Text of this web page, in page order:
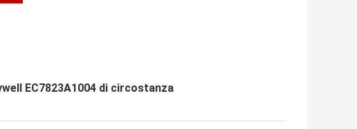
EC7823A1004 di circostanza